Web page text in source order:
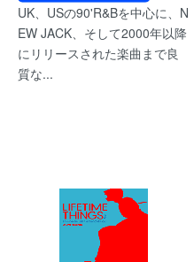
UK、USの90'R&Bを中心に、N
EW JACK、そして2000年以降
にリリースされた楽曲まで良
質な...